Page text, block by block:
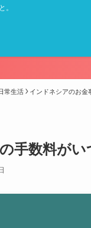
常生活 インドネシアのお金
手数料が